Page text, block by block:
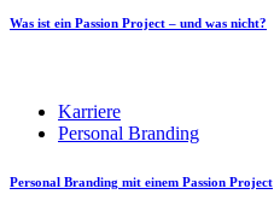
Was ist ein Passion Project – und was nicht?
Karriere
Personal Branding
Personal Branding mit einem Passion Project